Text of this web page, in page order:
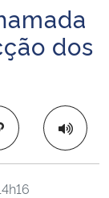
dos
Copiar para área